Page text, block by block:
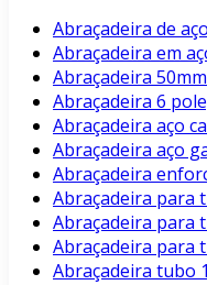
Abraçadeira de
Abraçadeira em
Abraçadeira 50mm
Abraçadeira 6
Abraçadeira aço
Abraçadeira aço
Abraçadeira
Abraçadeira para
Abraçadeira para
Abraçadeira para
Abraçadeira tubo